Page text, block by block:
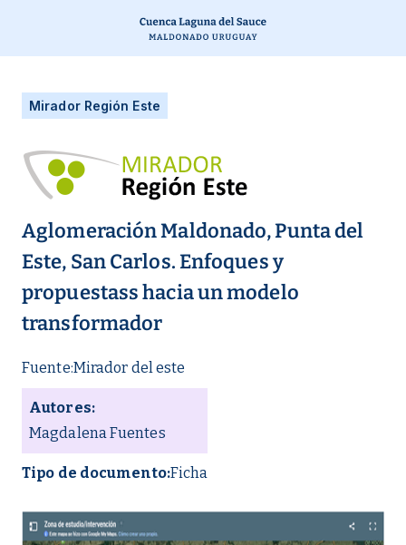
Mirador Región Este
Aglomeración Maldonado, Punta del
Este, San Carlos. Enfoques y
propuestass hacia un modelo
transformador
Fuente:Mirador del este
Autores:
Magdalena Fuentes
Tipo de documento:Ficha